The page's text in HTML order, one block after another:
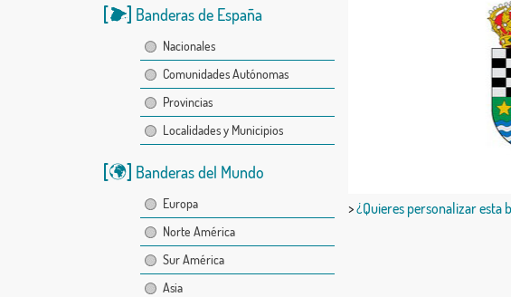
Banderas de España
Nacionales
Comunidades Autónomas
Provincias
Localidades y Municipios
Banderas del Mundo
Europa
Norte América
Sur América
Asia
>¿Quieres personalizar esta